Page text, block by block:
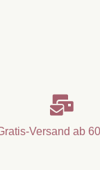

Versand ab